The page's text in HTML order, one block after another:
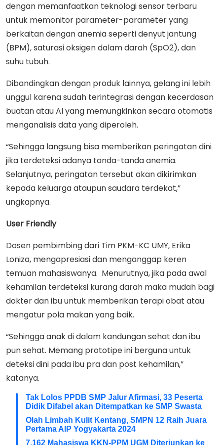
dengan memanfaatkan teknologi sensor terbaru
untuk memonitor parameter-parameter yang
berkaitan dengan anemia seperti denyut jantung
(BPM), saturasi oksigen dalam darah (SpO2), dan
suhu tubuh.
Dibandingkan dengan produk lainnya, gelang ini lebih
unggul karena sudah terintegrasi dengan kecerdasan
buatan atau AI yang memungkinkan secara otomatis
menganalisis data yang diperoleh.
“Sehingga langsung bisa memberikan peringatan dini
jika terdeteksi adanya tanda-tanda anemia.
Selanjutnya, peringatan tersebut akan dikirimkan
kepada keluarga ataupun saudara terdekat,”
ungkapnya.
User Friendly
Dosen pembimbing dari Tim PKM-KC UMY, Erika
Loniza, mengapresiasi dan menganggap keren
temuan mahasiswanya. Menurutnya, jika pada awal
kehamilan terdeteksi kurang darah maka mudah bagi
dokter dan ibu untuk memberikan terapi obat atau
mengatur pola makan yang baik.
“Sehingga anak di dalam kandungan sehat dan ibu
pun sehat. Memang prototipe ini berguna untuk
deteksi dini pada ibu pra dan post kehamilan,”
katanya.
Tak Lolos PPDB SMP Jalur Afirmasi, 33 Peserta
Didik Difabel akan Ditempatkan ke SMP Swasta
Olah Limbah Kulit Kentang, SMPN 12 Raih Juara
Pertama AIP Yogyakarta 2024
7.162 Mahasiswa KKN-PPM UGM Diterjunkan ke